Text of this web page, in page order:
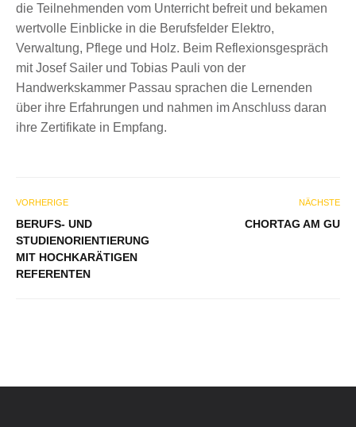
die Teilnehmenden vom Unterricht befreit und bekamen
wertvolle Einblicke in die Berufsfelder Elektro,
Verwaltung, Pflege und Holz. Beim Reflexionsgespräch
mit Josef Sailer und Tobias Pauli von der
Handwerkskammer Passau sprachen die Lernenden
über ihre Erfahrungen und nahmen im Anschluss daran
ihre Zertifikate in Empfang.
VORHERIGE
BERUFS- UND
STUDIENORIENTIERUNG
MIT HOCHKARÄTIGEN
REFERENTEN
NÄCHSTE
CHORTAG AM GU